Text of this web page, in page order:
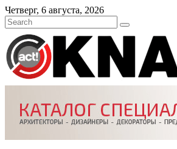
Skip
to
content
Четверг, 6 августа, 2026